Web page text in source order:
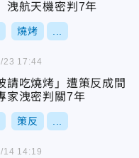
航天機密判7年
燒烤
請吃燒烤」遭策反成間
洩密判關7年
策反
23 17:44
14 14:19